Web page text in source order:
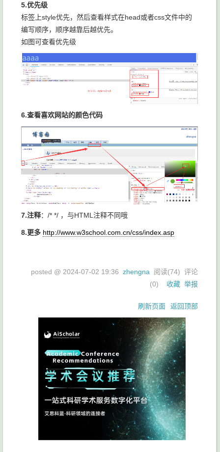
5.优先级
标签上style优先，然后查看样式在head或者css文件中的
编写顺序，顺序越靠后越优先。
如图可查看优先级
6.查看喜欢网站的颜色代码
7.注释：/* */ ，与HTML注释不同哦
8.更多 http://www.w3school.com.cn/css/index.asp
posted @ 2024-07-02 19:36 zhengna 阅读(74) 评论
(0) 收藏 举报
刷新页面 返回顶部